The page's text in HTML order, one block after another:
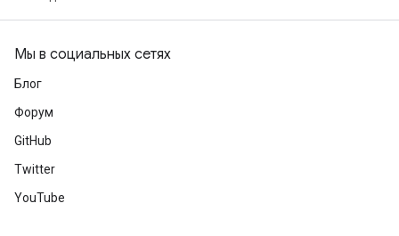
Мы в социальных сетях
Блог
Форум
GitHub
Twitter
YouTube